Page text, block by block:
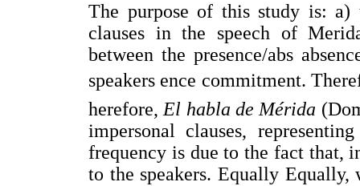
The purpose of this study is: a)
clauses in the speech of
between the presence/abs
speakers ence commitment.
herefore, El habla de Mérida
impersonal clauses,
frequency is due to the fact that,
to the speakers. Equally Equally,